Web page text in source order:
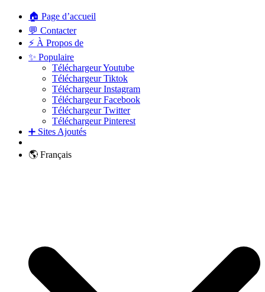
🏠 Page d’accueil
💬 Contacter
⚡ À Propos de
✨ Populaire
Téléchargeur Youtube
Téléchargeur Tiktok
Téléchargeur Instagram
Téléchargeur Facebook
Téléchargeur Twitter
Téléchargeur Pinterest
➕ Sites Ajoutés
🌎 Français